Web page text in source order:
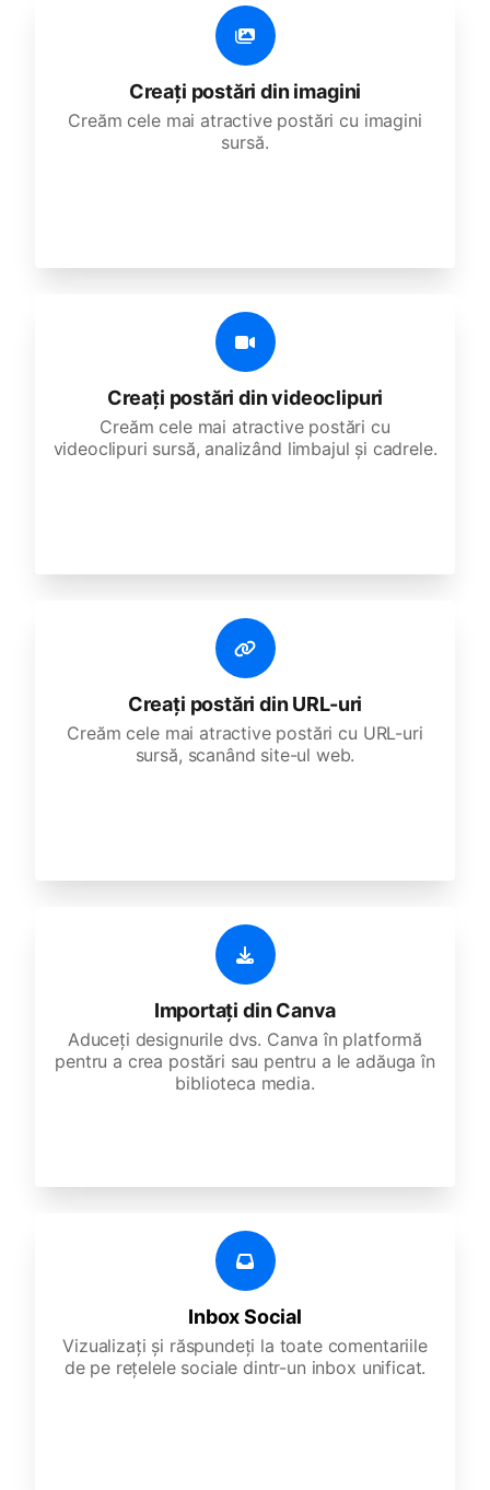
Creați postări din imagini
Creăm cele mai atractive postări cu imagini
sursă.
Creați postări din videoclipuri
Creăm cele mai atractive postări cu
videoclipuri sursă, analizând limbajul și cadrele.
Creați postări din URL-uri
Creăm cele mai atractive postări cu URL-uri
sursă, scanând site-ul web.
Importați din Canva
Aduceți designurile dvs. Canva în platformă
pentru a crea postări sau pentru a le adăuga în
biblioteca media.
Inbox Social
Vizualizați și răspundeți la toate comentariile
de pe rețelele sociale dintr-un inbox unificat.